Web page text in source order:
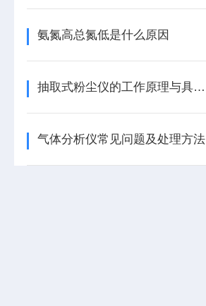
氨氮高总氮低是什么原因
抽取式粉尘仪的工作原理与具体应用场景
气体分析仪常见问题及处理方法